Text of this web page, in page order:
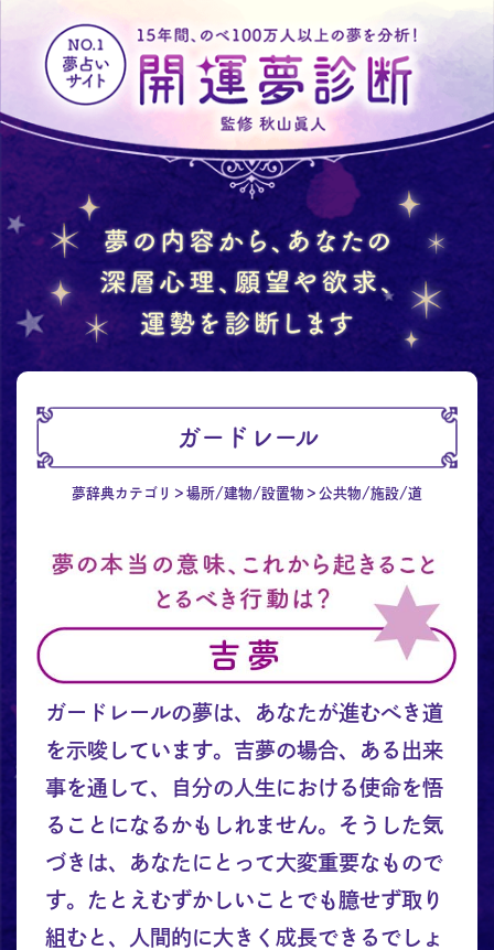
ガードレール
夢辞典カテゴリ 場所/建物/設置物 公共物/施設/道
ガードレールの夢は、あなたが進むべき道
を示唆しています。吉夢の場合、ある出来
事を通して、自分の人生における使命を悟
ることになるかもしれません。そうした気
づきは、あなたにとって大変重要なもので
す。たとえむずかしいことでも臆せず取り
組むと、人間的に大きく成長できるでしょ